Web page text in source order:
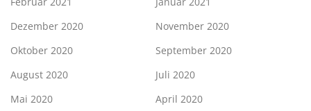
Dezember 2020
November 2020
Oktober 2020
September 2020
August 2020
Juli 2020
Mai 2020
April 2020